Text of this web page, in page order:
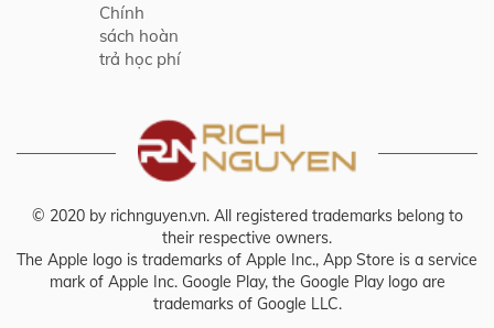
Chính
sách hoàn
trả học phí
© 2020 by richnguyen.vn. All registered trademarks belong to
their respective owners.
The Apple logo is trademarks of Apple Inc., App Store is a service
mark of Apple Inc. Google Play, the Google Play logo are
trademarks of Google LLC.